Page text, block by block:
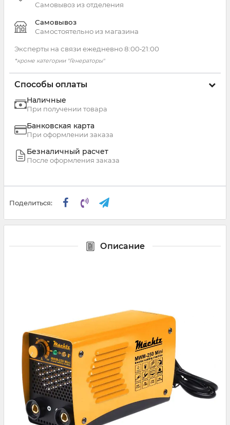
Самовывоз изотделения
Самовывоз
Самостоятельно из магазина
Эксперты на связи ежедневно 8:00‑21:00
*кроме категории "Генераторы"
Способы оплаты
Наличные
При получении товара
Банковская карта
При оформлении заказа
Безналичный расчет
После оформления заказа
Поделиться:
Описание